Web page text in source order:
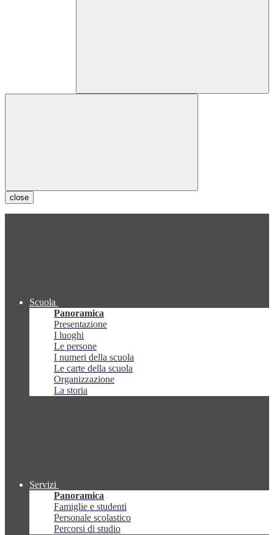
close
Scuola
Panoramica
Presentazione
I luoghi
Le persone
I numeri della scuola
Le carte della scuola
Organizzazione
La storia
Servizi
Panoramica
Famiglie e studenti
Personale scolastico
Percorsi di studio